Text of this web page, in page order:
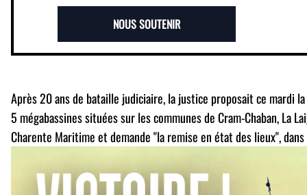
NOUS SOUTENIR
Après 20 ans de bataille judiciaire, la justice proposait ce mardi
5 mégabassines situées sur les communes de Cram-Chaban, La
Charente Maritime et demande "la remise en état des lieux",